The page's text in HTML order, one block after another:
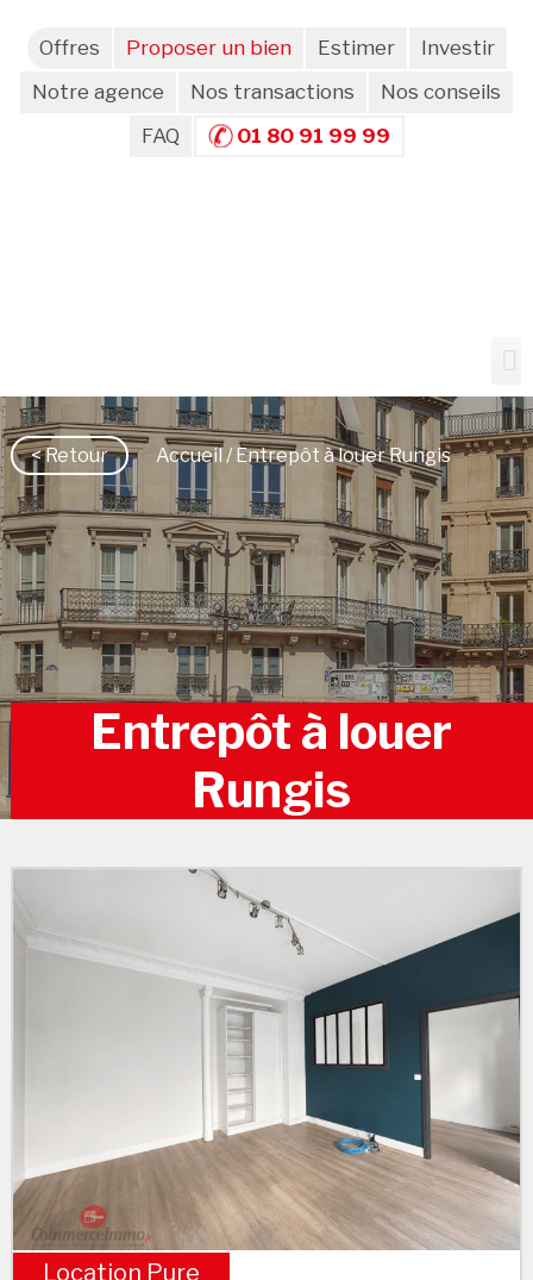
Offres Proposer un bien Estimer
Investir
Notre agence
Nos transactions
Nos conseils
FAQ
01 80 91 99 99
< Retour Accueil/ Entrepôt à louer Rungis
Entrepôt à louer
Rungis
Location Pure